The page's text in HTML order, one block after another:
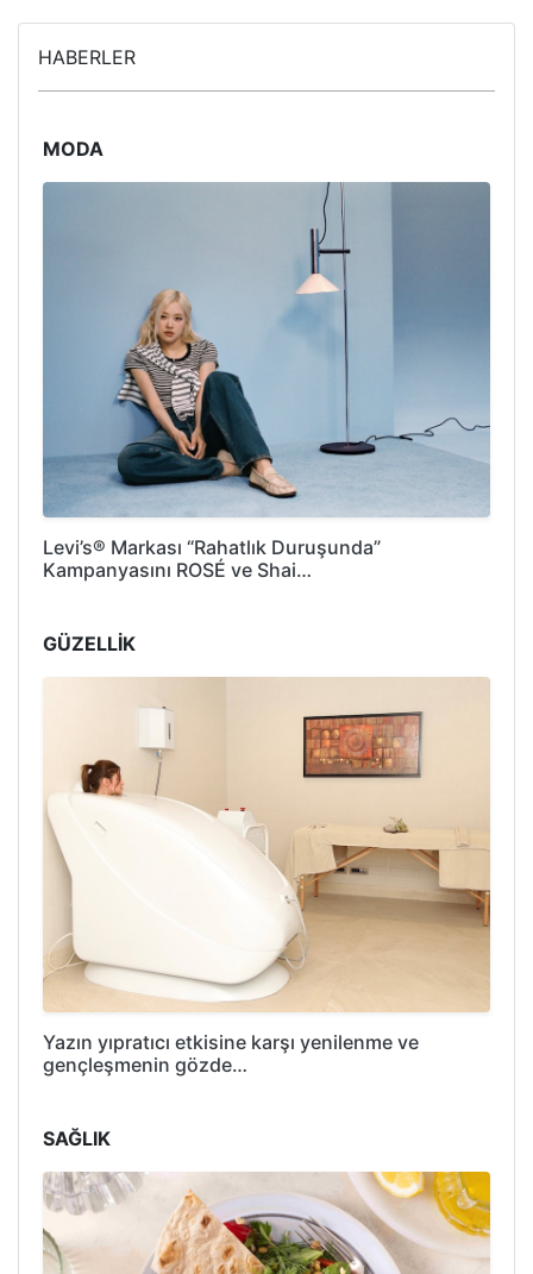
HABERLER
MODA
Levi’s® Markası “Rahatlık Duruşunda”
Kampanyasını ROSÉ ve Shai…
GÜZELLİK
Yazın yıpratıcı etkisine karşı yenilenme ve
gençleşmenin gözde…
SAĞLIK